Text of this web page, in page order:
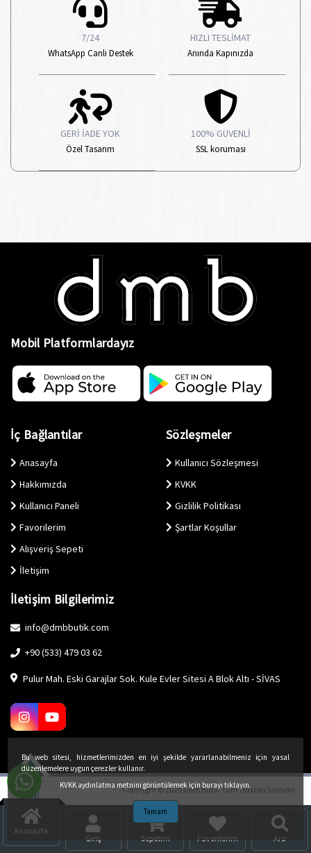
7/24
WhatsApp Canlı Destek
HIZLI TESLİMAT
Anında Kapınızda
GERİ İADE YOK
Özel Tasarım
100% GÜVENLİ
SSL koruması
Mobil Platformlardayız
İç Bağlantılar
Anasayfa
Hakkımızda
Kullanıcı Paneli
Favorilerim
Alışveriş Sepeti
İletişim
Sözleşmeler
Kullanıcı Sözleşmesi
KVKK
Gizlilik Politikası
Şartlar Koşullar
İletişim Bilgilerimiz
info@dmbbutik.com
+90 (533) 479 03 62
Pulur Mah. Eski Garajlar Sok. Kule Evler Sitesi A Blok Altı - SİVAS
Copyright © 2025 DMB Butik Tüm Hakları Saklıdır.
Anasayfa
Giriş Sepetim Favorilerim Ara
Bu web sitesi, hizmetlerimizden en iyi şekilde yararlanabilmeniz için yasal
düzenlemelere uygun çerezler kullanır.
KVKK aydınlatma metnini görüntülemek için burayı tıklayın.
Tamam